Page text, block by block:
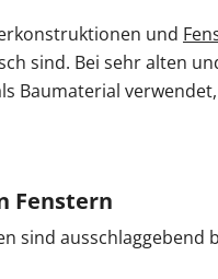
und
sind. Bei sehr alten
Baumaterial
Fenstern
sind